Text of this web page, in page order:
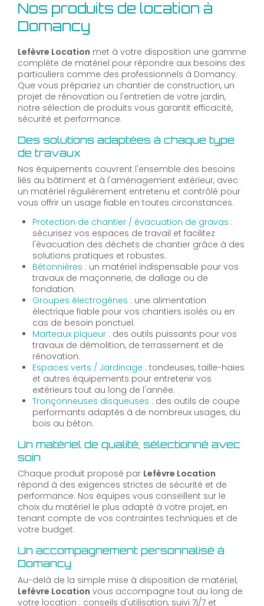
Nos produits de location à
Domancy
Lefèvre Location met à votre disposition une gamme
complète de matériel pour répondre aux besoins des
particuliers comme des professionnels à Domancy.
Que vous prépariez un chantier de construction, un
projet de rénovation ou l'entretien de votre jardin,
notre sélection de produits vous garantit efficacité,
sécurité et performance.
Des solutions adaptées à chaque type
de travaux
Nos équipements couvrent l'ensemble des besoins
liés au bâtiment et à l'aménagement extérieur, avec
un matériel régulièrement entretenu et contrôlé pour
vous offrir un usage fiable en toutes circonstances.
Protection de chantier / évacuation de gravas :
sécurisez vos espaces de travail et facilitez
l'évacuation des déchets de chantier grâce à des
solutions pratiques et robustes.
Bétonnières : un matériel indispensable pour vos
travaux de maçonnerie, de dallage ou de
fondation.
Groupes électrogènes : une alimentation
électrique fiable pour vos chantiers isolés ou en
cas de besoin ponctuel.
Marteaux piqueur : des outils puissants pour vos
travaux de démolition, de terrassement et de
rénovation.
Espaces verts / Jardinage : tondeuses, taille-haies
et autres équipements pour entretenir vos
extérieurs tout au long de l'année.
Tronçonneuses disqueuses : des outils de coupe
performants adaptés à de nombreux usages, du
bois au béton.
Un matériel de qualité, sélectionné avec
soin
Chaque produit proposé par Lefèvre Location
répond à des exigences strictes de sécurité et de
performance. Nos équipes vous conseillent sur le
choix du matériel le plus adapté à votre projet, en
tenant compte de vos contraintes techniques et de
votre budget.
Un accompagnement personnalisé à
Domancy
Au-delà de la simple mise à disposition de matériel,
Lefèvre Location vous accompagne tout au long de
votre location : conseils d'utilisation, suivi 7j/7 et